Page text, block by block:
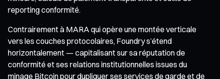
reporting conformité.
Contrairement à MARA qui opère une montée verticale
vers les couches protocolaires, Foundry s’étend
horizontalement — capitalisant sur sa réputation de
conformité et ses relations institutionnelles issues du
minage Bitcoin pour dupliquer ses services de garde et de